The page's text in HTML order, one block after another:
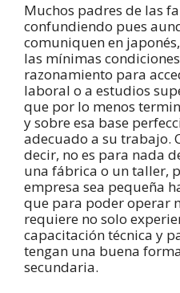
Muchos padres de las
confundiendo pues
comuniquen en
las mínimas
razonamiento para
laboral o a estudios
que por lo menos
y sobre esa base
adecuado a su trabajo.
decir, no es para nada
una fábrica o un taller,
empresa sea pequeña
que para poder operar
requiere no solo
capacitación técnica y
tengan una buena
secundaria.